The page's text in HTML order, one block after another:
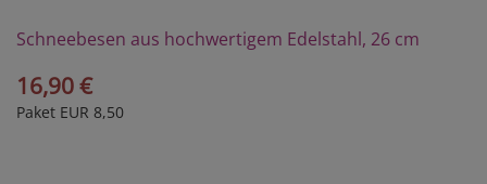
Schneebesen aus hochwertigem Edelstahl, 26 cm
16,90 €
Paket EUR 8,50